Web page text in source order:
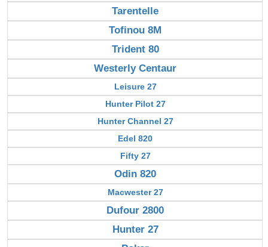
Tarentelle
Tofinou 8M
Trident 80
Westerly Centaur
Leisure 27
Hunter Pilot 27
Hunter Channel 27
Edel 820
Fifty 27
Odin 820
Macwester 27
Dufour 2800
Hunter 27